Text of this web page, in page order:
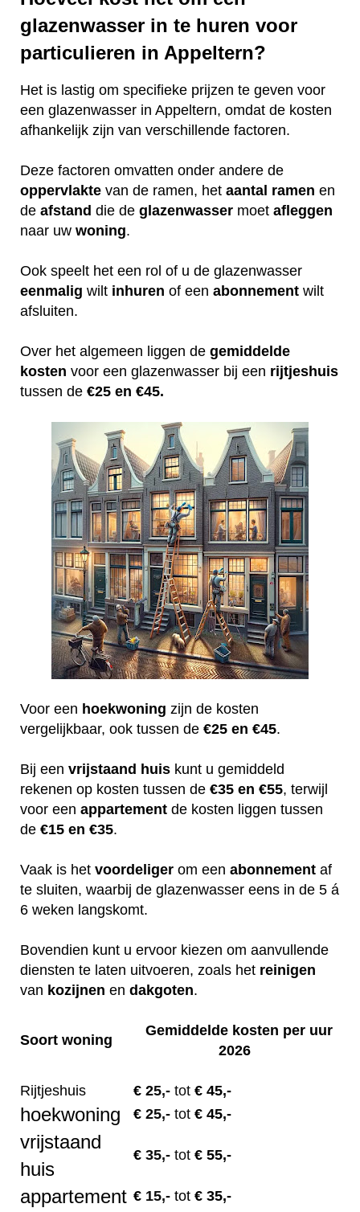
glazenwasser in te huren voor
particulieren in Appeltern?
Het is lastig om specifieke prijzen te geven voor
een glazenwasser in Appeltern, omdat de kosten
afhankelijk zijn van verschillende factoren.
Deze factoren omvatten onder andere de
oppervlakte van de ramen, het aantal ramen en
de afstand die de glazenwasser moet afleggen
naar uw woning.
Ook speelt het een rol of u de glazenwasser
eenmalig wilt inhuren of een abonnement wilt
afsluiten.
Over het algemeen liggen de gemiddelde
kosten voor een glazenwasser bij een rijtjeshuis
tussen de €25 en €45.
Voor een hoekwoning zijn de kosten
vergelijkbaar, ook tussen de €25 en €45.
Bij een vrijstaand huis kunt u gemiddeld
rekenen op kosten tussen de €35 en €55, terwijl
voor een appartement de kosten liggen tussen
de €15 en €35.
Vaak is het voordeliger om een abonnement af
te sluiten, waarbij de glazenwasser eens in de 5 á
6 weken langskomt.
Bovendien kunt u ervoor kiezen om aanvullende
diensten te laten uitvoeren, zoals het reinigen
van kozijnen en dakgoten.
Soort woning
Gemiddelde kosten per uur
2026
Rijtjeshuis € 25,- tot € 45,-
hoekwoning € 25,- tot € 45,-
vrijstaand
huis
€ 35,- tot € 55,-
appartement € 15,- tot € 35,-